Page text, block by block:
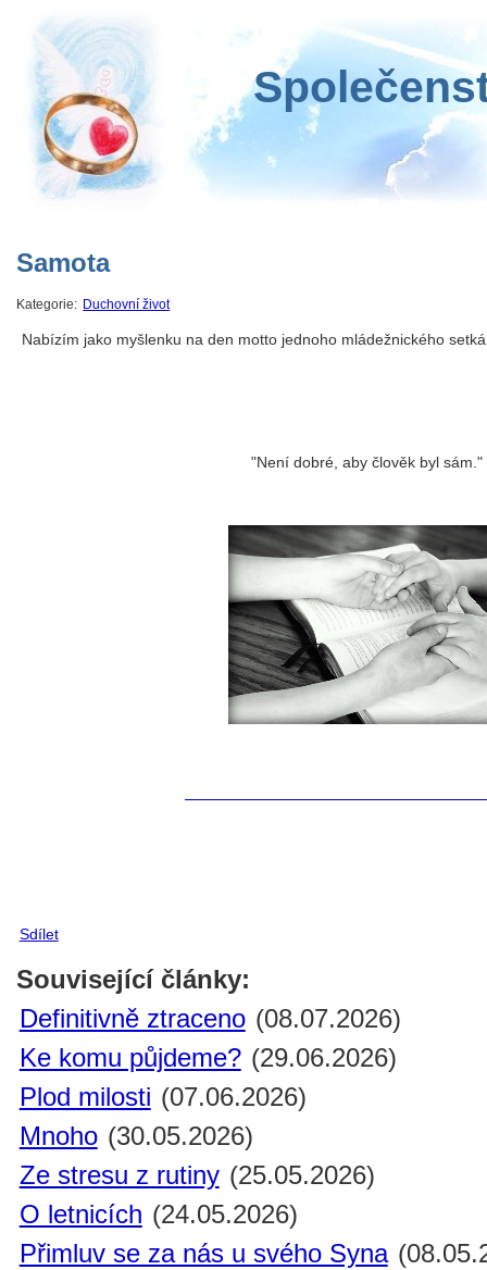
Samota
Kategorie: Duchovní život
Nabízím jako myšlenku na den motto jednoho mládežnického
"Není dobré, aby člověk byl
Sdílet
Související články:
Definitivně ztraceno (08.07.2026)
Ke komu půjdeme? (29.06.2026)
Plod milosti (07.06.2026)
Mnoho (30.05.2026)
Ze stresu z rutiny (25.05.2026)
O letnicích (24.05.2026)
Přimluv se za nás u svého Syna